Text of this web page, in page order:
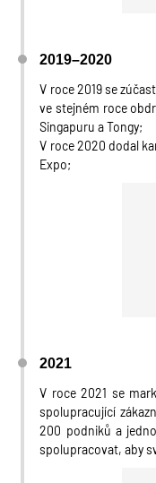
2019–2020
V roce 2019 se
ve stejném roce
Singapuru a Tongy;
V roce 2020 dodal
Expo;
2021
V roce 2021 se
spolupracující
200 podniků a
spolupracovat, aby